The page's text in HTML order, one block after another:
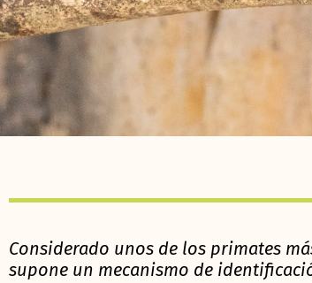
Considerado unos de los primates
supone un mecanismo de